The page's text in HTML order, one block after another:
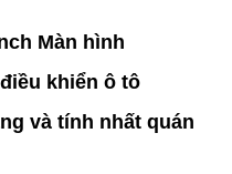
Màn hình
khiển ô tô
và tính nhất quán